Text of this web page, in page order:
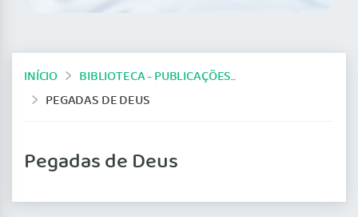
INÍCIO
BIBLIOTECA - PUBLICAÇÕES DO CFM
PEGADAS DE DEUS
Pegadas de Deus